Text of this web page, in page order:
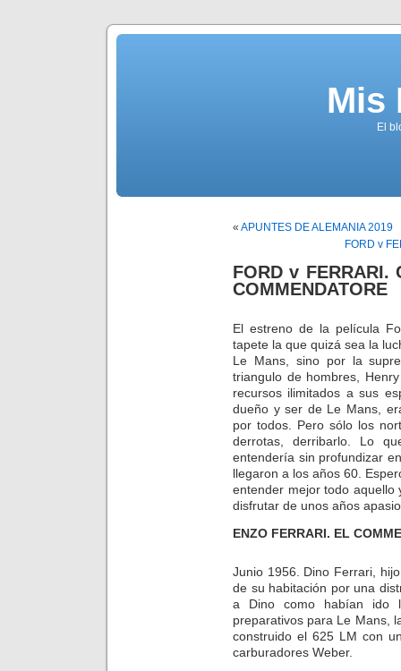
Mis
El
« APUNTES DE ALEMANIA 2019
FORD v
FORD v FERRARI.
COMMENDATORE
El estreno de la película
tapete la que quizá sea la
Le Mans, sino por la
triangulo de hombres,
recursos ilimitados a sus
dueño y ser de Le Mans,
por todos. Pero sólo los
derrotas, derribarlo. Lo
entendería sin profundizar
llegaron a los años 60.
entender mejor todo aquello
disfrutar de unos años
ENZO FERRARI. EL
Junio 1956. Dino Ferrari,
de su habitación por una
a Dino como habían ido
preparativos para Le Mans,
construido el 625 LM con
carburadores Weber.